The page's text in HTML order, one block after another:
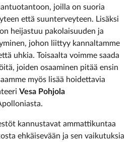
joilla on suoria
että suunterveyteen. Lisäksi
heijastuu pakolaisuuden ja
johon liittyy kannaltamme
uhkia. Toisaalta voimme saada
joiden osaaminen pitää ensin
myös lisää hoidettavia
Vesa Pohjola
kannustavat ammattikuntaa
ehkäisevään ja sen vaikutuksia